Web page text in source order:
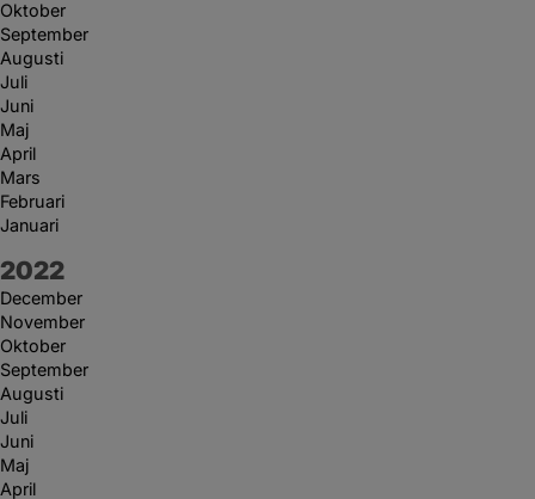
Oktober
September
Augusti
Juli
Juni
Maj
April
Mars
Februari
Januari
År:
2022
December
November
Oktober
September
Augusti
Juli
Juni
Maj
April